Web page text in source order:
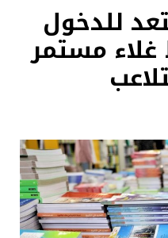
للدخول
مستمر